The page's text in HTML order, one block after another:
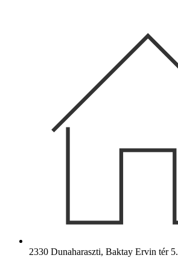
2330 Dunaharaszti, Baktay Ervin tér 5.